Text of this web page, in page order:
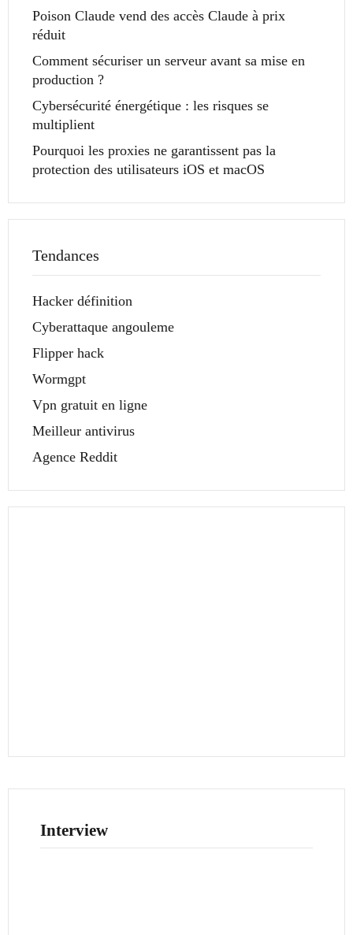
Poison Claude vend des accès Claude à prix
réduit
Comment sécuriser un serveur avant sa mise en
production ?
Cybersécurité énergétique : les risques se
multiplient
Pourquoi les proxies ne garantissent pas la
protection des utilisateurs iOS et macOS
Tendances
Hacker définition
Cyberattaque angouleme
Flipper hack
Wormgpt
Vpn gratuit en ligne
Meilleur antivirus
Agence Reddit
Interview